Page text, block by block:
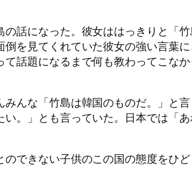
話になった。彼女ははっきりと「
を見てくれていた彼女の強い言葉
話題になるまで何も教わってこな
んな「竹島は韓国のものだ。」と
。」とも言っていた。日本では「
できない子供のこの国の態度をひど